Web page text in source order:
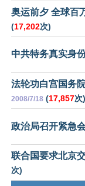
奥运前夕 全球百
(17,202次)
中共特务真实身
法轮功白宫国务
2008/7/18 (17,857次)
政治局召开紧急
联合国要求北京
次)